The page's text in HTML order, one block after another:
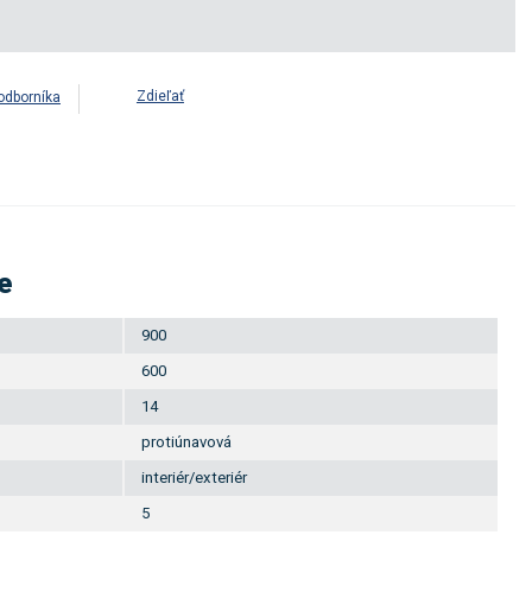
Zdieľať
900
600
14
protiúnavová
interiér/exteriér
5